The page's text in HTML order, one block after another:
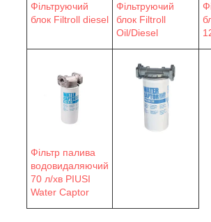
Фільтруючий
блок Filtroll diesel
Фільтруючий
блок Filtroll
Oil/Diesel
Фільтр палива
водовидаляючий
70 л/хв PIUSI
Water Сaptor